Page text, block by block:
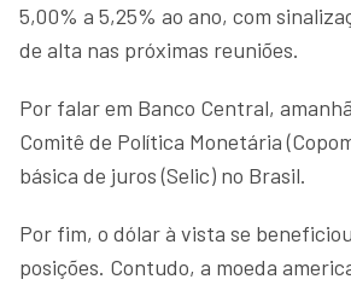
5,00% a 5,25% ao ano, com
de alta nas próximas reuniões.
Por falar em Banco Central,
Comitê de Política Monetária
básica de juros (Selic) no Brasil.
Por fim, o dólar à vista se
posições. Contudo, a moeda